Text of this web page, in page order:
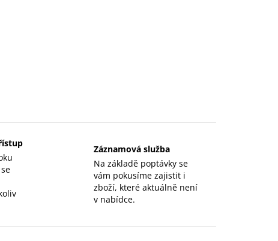
Záznamová služba
Na základě poptávky se
vám pokusíme zajistit i
zboží, které aktuálně není
v nabídce.